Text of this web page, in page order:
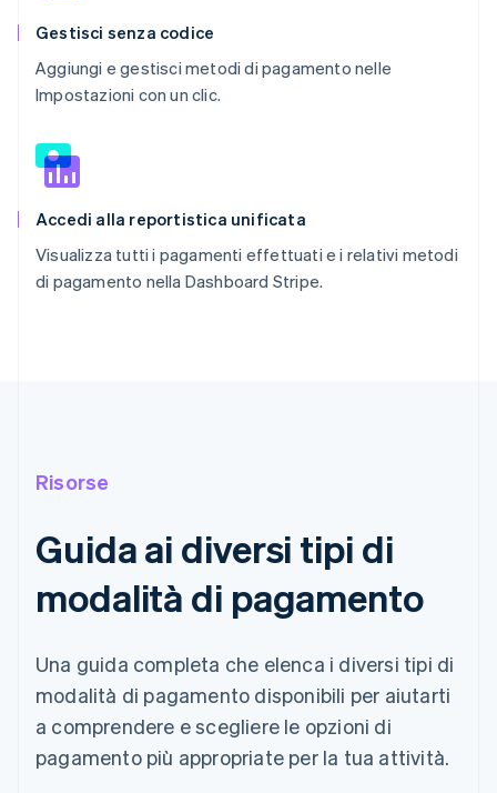
Gestisci senza codice
Aggiungi e gestisci metodi di pagamento nelle
Impostazioni con un clic.
Accedi alla reportistica unificata
Visualizza tutti i pagamenti effettuati e i relativi metodi
di pagamento nella Dashboard Stripe.
Risorse
Guida ai diversi tipi di
modalità di pagamento
Una guida completa che elenca i diversi tipi di
modalità di pagamento disponibili per aiutarti
a comprendere e scegliere le opzioni di
pagamento più appropriate per la tua attività.